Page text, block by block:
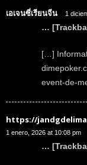
เอเจนซี่เรียนจีน 1
…
[…]
event-de-
https://
1 enero, 2026 at 10:08 pm
…